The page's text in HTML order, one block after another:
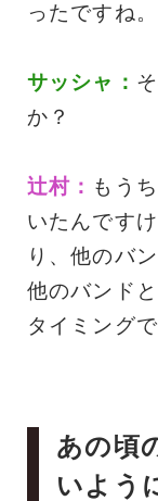
ったですね。
サッシャ：
か？
辻村： もう
いたんです
り、他のバ
他のバンド
タイミング
あの頃
いよう